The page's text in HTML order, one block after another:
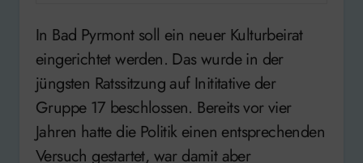
In Bad Pyrmont soll ein neuer Kulturbeirat
eingerichtet werden. Das wurde in der
jüngsten Ratssitzung auf Inititative der
Gruppe 17 beschlossen. Bereits vor vier
Jahren hatte die Politik einen entsprechenden
Versuch gestartet, war damit aber